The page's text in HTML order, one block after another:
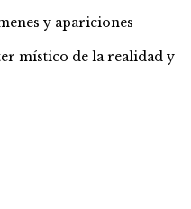
y apariciones
místico de la realidad y